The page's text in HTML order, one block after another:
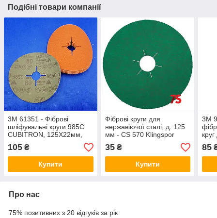
Подібні товари компанії
3M 61351 - Фіброві
шліфувальні круги 985C
CUBITRON, 125Х22мм,
P80, для виробів з
нержавіючої сталі
105 ₴
Купити
Фіброві круги для
нержавіючої сталі, д. 125
мм - CS 570 Klingspor
35₴
Купити
3M
85
Про нас
75% позитивних з 20 відгуків за рік